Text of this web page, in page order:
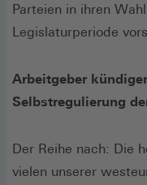
Parteien in ihren
Legislaturperiode
Arbeitgeber
Selbstregulierung
Der Reihe nach: Die
vielen unserer